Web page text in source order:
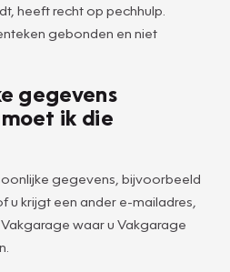
heeft recht op pechhulp.
gebonden en niet
gegevens
ik die
gegevens, bijvoorbeeld
u krijgt een ander e-mailadres,
waar u Vakgarage